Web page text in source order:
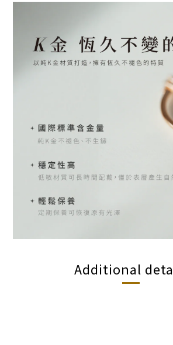
Additional